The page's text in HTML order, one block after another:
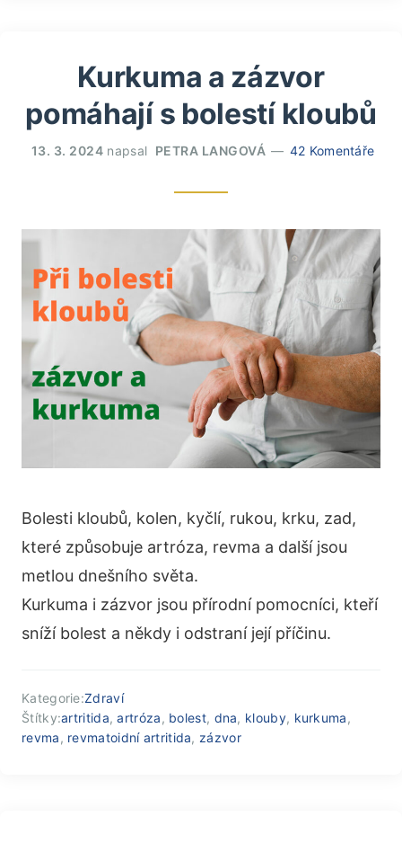
Kurkuma a zázvor
pomáhají s bolestí kloubů
13. 3. 2024 napsal PETRA LANGOVÁ 42 Komentáře
Bolesti kloubů, kolen, kyčlí, rukou, krku, zad,
které způsobuje artróza, revma a další jsou
metlou dnešního světa.
Kurkuma i zázvor jsou přírodní pomocníci, kteří
sníží bolest a někdy i odstraní její příčinu.
Kategorie:Zdraví
Štítky:artritida,artróza, bolest, dna, klouby, kurkuma,
revma, revmatoidní artritida, zázvor